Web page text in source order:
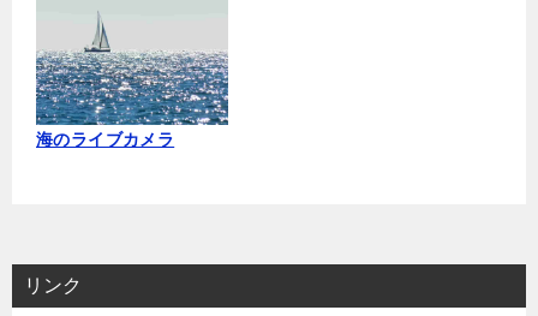
海のライブカメラ
リンク